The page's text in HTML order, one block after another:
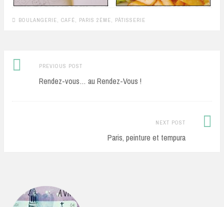
BOULANGERIE, CAFÉ, PARIS 2ÈME, PÂTISSERIE
Post
navigation
PREVIOUS POSTPrevious
post:
Rendez-vous… au Rendez-Vous !
NEXT POST
Paris, peinture et tempura